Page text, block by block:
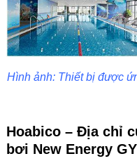
Hình ảnh: Thiết bị được
Hoabico – Địa chỉ
bơi New Energy